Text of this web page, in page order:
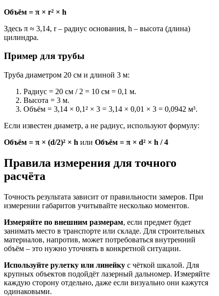
Объём = π × r² × h
Здесь π ≈ 3,14, r – радиус основания, h – высота (длина)
цилиндра.
Пример для трубы
Труба диаметром 20 см и длиной 3 м:
Радиус = 20 см / 2 = 10 см = 0,1 м.
Высота = 3 м.
Объём = 3,14 × 0,1² × 3 = 3,14 × 0,01 × 3 = 0,0942 м³.
Если известен диаметр, а не радиус, используют формулу:
Объём = π × (d/2)² × h или Объём = π × d² × h / 4
Правила измерения для точного
расчёта
Точность результата зависит от правильности замеров. При
измерении габаритов учитывайте несколько моментов.
Измеряйте по внешним размерам, если предмет будет
занимать место в транспорте или складе. Для строительных
материалов, напротив, может потребоваться внутренний
объём – это нужно уточнять в конкретной ситуации.
Используйте рулетку или линейку с чёткой шкалой. Для
крупных объектов подойдёт лазерный дальномер. Измеряйте
каждую сторону отдельно, даже если визуально они кажутся
одинаковыми.